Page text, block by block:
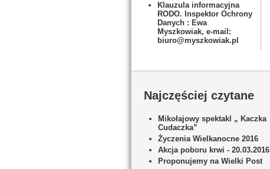
Klauzula informacyjna
RODO. Inspektor Ochrony
Danych : Ewa
Myszkowiak, e-mail:
biuro@myszkowiak.pl
Najczęściej czytane
Mikołajowy spektakl „ Kaczka
Cudaczka”
Życzenia Wielkanocne 2016
Akcja poboru krwi - 20.03.2016
Proponujemy na Wielki Post